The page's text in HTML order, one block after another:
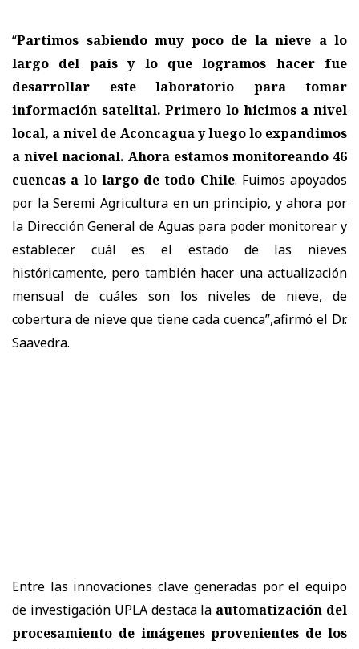
“Partimos sabiendo muy poco de la nieve a lo
largo del país y lo que logramos hacer fue
desarrollar este laboratorio para tomar
información satelital. Primero lo hicimos a nivel
local, a nivel de Aconcagua y luego lo expandimos
a nivel nacional. Ahora estamos monitoreando 46
cuencas a lo largo de todo Chile. Fuimos apoyados
por la Seremi Agricultura en un principio, y ahora por
la Dirección General de Aguas para poder monitorear y
establecer cuál es el estado de las nieves
históricamente, pero también hacer una actualización
mensual de cuáles son los niveles de nieve, de
cobertura de nieve que tiene cada cuenca”,afirmó el Dr.
Saavedra.
Entre las innovaciones clave generadas por el equipo
de investigación UPLA destaca la automatización del
procesamiento de imágenes provenientes de los